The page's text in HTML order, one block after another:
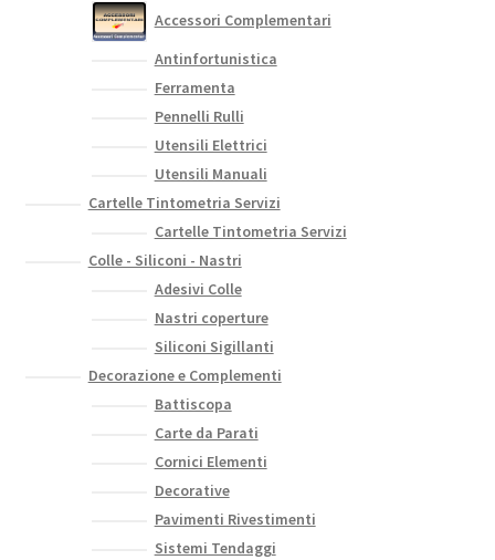
nella
Accessori Complementari
Antinfortunistica
Ferramenta
Pennelli Rulli
Utensili Elettrici
Utensili Manuali
Cartelle Tintometria Servizi
Cartelle Tintometria Servizi
Colle - Siliconi - Nastri
Adesivi Colle
Nastri coperture
Siliconi Sigillanti
Decorazione e Complementi
Battiscopa
Carte da Parati
Cornici Elementi
Decorative
Pavimenti Rivestimenti
Sistemi Tendaggi